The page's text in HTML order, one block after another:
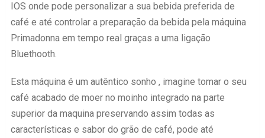
IOS onde pode personalizar a sua bebida preferida de
café e até controlar a preparação da bebida pela máquina
Primadonna em tempo real graças a uma ligação
Bluethooth.
Esta máquina é um autêntico sonho , imagine tomar o seu
café acabado de moer no moinho integrado na parte
superior da maquina preservando assim todas as
características e sabor do grão de café, pode até